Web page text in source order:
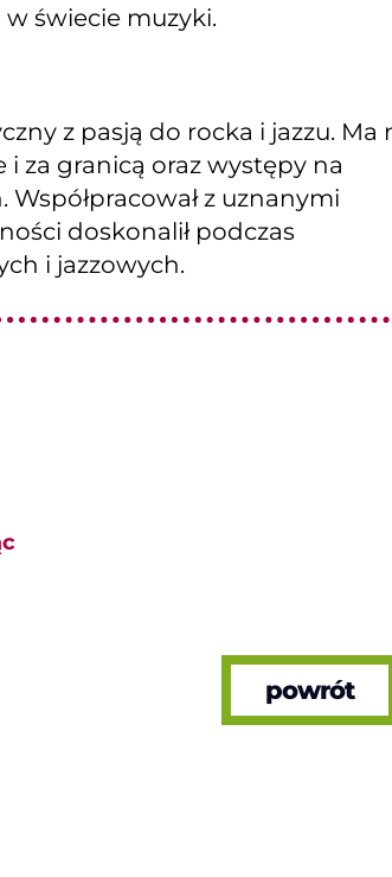
świecie muzyki.
z pasją do rocka i jazzu. Ma
za granicą oraz występy na
z uznanymi
doskonalił podczas
i jazzowych.
powrót